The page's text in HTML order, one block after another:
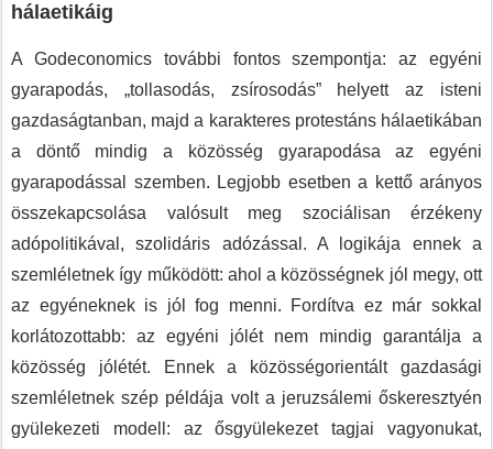
hálaetikáig
A Godeconomics további fontos szempontja: az egyéni
gyarapodás, „tollasodás, zsírosodás” helyett az isteni
gazdaságtanban, majd a karakteres protestáns hálaetikában
a döntő mindig a közösség gyarapodása az egyéni
gyarapodással szemben. Legjobb esetben a kettő arányos
összekapcsolása valósult meg szociálisan érzékeny
adópolitikával, szolidáris adózással. A logikája ennek a
szemléletnek így működött: ahol a közösségnek jól megy, ott
az egyéneknek is jól fog menni. Fordítva ez már sokkal
korlátozottabb: az egyéni jólét nem mindig garantálja a
közösség jólétét. Ennek a közösségorientált gazdasági
szemléletnek szép példája volt a jeruzsálemi őskeresztyén
gyülekezeti modell: az ősgyülekezet tagjai vagyonukat,